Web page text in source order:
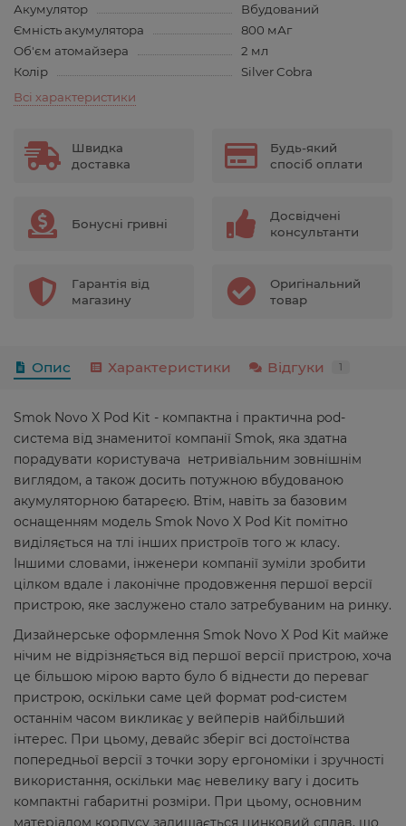
Акумулятор
Вбудований
Ємність акумулятора
800 мАг
Об'єм атомайзера
2 мл
Колір
Silver Cobra
Всі характеристики
Швидка
доставка
Будь-який
спосіб оплати
Бонусні гривні
Досвідчені
консультанти
Гарантія від
магазину
Оригінальний
товар
Опис Характеристики Відгуки 1
Smok Novo X Pod Kit - компактна і практична pod-
система від знаменитої компанії Smok, яка здатна
порадувати користувача нетривіальним зовнішнім
виглядом, а також досить потужною вбудованою
акумуляторною батареєю. Втім, навіть за базовим
оснащенням модель Smok Novo X Pod Kit помітно
виділяється на тлі інших пристроїв того ж класу.
Іншими словами, інженери компанії зуміли зробити
цілком вдале і лаконічне продовження першої версії
пристрою, яке заслужено стало затребуваним на ринку.
Дизайнерське оформлення Smok Novo X Pod Kit майже
нічим не відрізняється від першої версії пристрою, хоча
це більшою мірою варто було б віднести до переваг
пристрою, оскільки саме цей формат pod-систем
останнім часом викликає у вейперів найбільший
інтерес. При цьому, девайс зберіг всі достоїнства
попередньої версії з точки зору ергономіки і зручності
використання, оскільки має невелику вагу і досить
компактні габаритні розміри. При цьому, основним
матеріалом корпусу залишається цинковий сплав, що